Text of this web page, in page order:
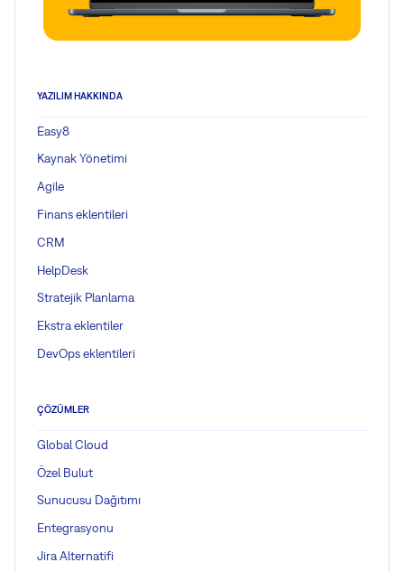
YAZILIM HAKKINDA
Easy8
Kaynak Yönetimi
Agile
Finans eklentileri
CRM
HelpDesk
Stratejik Planlama
Ekstra eklentiler
DevOps eklentileri
ÇÖZÜMLER
Global Cloud
Özel Bulut
Sunucusu Dağıtımı
Entegrasyonu
Jira Alternatifi